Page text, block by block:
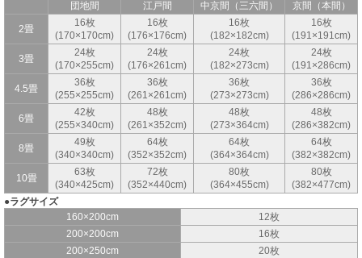
団地間
江戸間 中京間（三六間） 京間（本間）
2畳
16枚
(170×170cm)
16枚
(176×176cm)
16枚
(182×182cm)
16枚
(191×191cm)
3畳
24枚
(170×255cm)
24枚
(176×261cm)
24枚
(182×273cm)
24枚
(191×286cm)
4.5畳
36枚
(255×255cm)
36枚
(261×261cm)
36枚
(273×273cm)
36枚
(286×286cm)
6畳
42枚
(255×340cm)
48枚
(261×352cm)
48枚
(273×364cm)
48枚
(286×382cm)
8畳
49枚
(340×340cm)
64枚
(352×352cm)
64枚
(364×364cm)
64枚
(382×382cm)
10畳
63枚
(340×425cm)
72枚
(352×440cm)
80枚
(364×455cm)
80枚
(382×477cm)
●ラグサイズ
160×200cm
12枚
200×200cm
16枚
200×250cm
20枚